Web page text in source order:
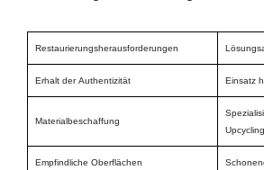
Restaurierungsherausforderungen
Erhalt der Authentizität Einsatz
Materialbeschaffung
Upcycling
Empfindliche Oberflächen